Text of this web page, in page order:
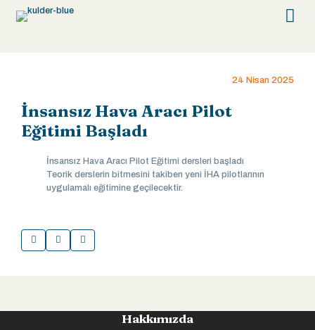
24 Nisan 2025
İnsansız Hava Aracı Pilot
Eğitimi Başladı
İnsansız Hava Aracı Pilot Eğitimi dersleri başladı
Teorik derslerin bitmesini takiben yeni İHA pilotlarının
uygulamalı eğitimine geçilecektir.
Hakkımızda